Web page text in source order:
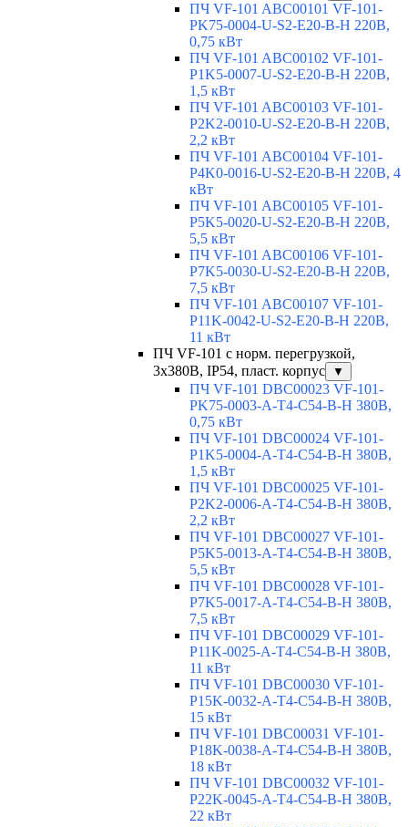
ПЧ VF-101 ABC00101 VF-101-
PK75-0004-U-S2-E20-B-H 220В,
0,75 кВт
ПЧ VF-101 ABC00102 VF-101-
P1K5-0007-U-S2-E20-B-H 220В,
1,5 кВт
ПЧ VF-101 ABC00103 VF-101-
P2K2-0010-U-S2-E20-B-H 220В,
2,2 кВт
ПЧ VF-101 ABC00104 VF-101-
P4K0-0016-U-S2-E20-B-H 220В, 4
кВт
ПЧ VF-101 ABC00105 VF-101-
P5K5-0020-U-S2-E20-B-H 220В,
5,5 кВт
ПЧ VF-101 ABC00106 VF-101-
P7K5-0030-U-S2-E20-B-H 220В,
7,5 кВт
ПЧ VF-101 ABC00107 VF-101-
P11K-0042-U-S2-E20-B-H 220В,
11 кВт
ПЧ VF-101 с норм. перегрузкой,
3х380В, IP54, пласт. корпус
▼
ПЧ VF-101 DBC00023 VF-101-
PK75-0003-A-T4-C54-B-H 380В,
0,75 кВт
ПЧ VF-101 DBC00024 VF-101-
P1K5-0004-A-T4-C54-B-H 380В,
1,5 кВт
ПЧ VF-101 DBC00025 VF-101-
P2K2-0006-A-T4-C54-B-H 380В,
2,2 кВт
ПЧ VF-101 DBC00027 VF-101-
P5K5-0013-A-T4-C54-B-H 380В,
5,5 кВт
ПЧ VF-101 DBC00028 VF-101-
P7K5-0017-A-T4-C54-B-H 380В,
7,5 кВт
ПЧ VF-101 DBC00029 VF-101-
P11K-0025-A-T4-C54-B-H 380В,
11 кВт
ПЧ VF-101 DBC00030 VF-101-
P15K-0032-A-T4-C54-B-H 380В,
15 кВт
ПЧ VF-101 DBC00031 VF-101-
P18K-0038-A-T4-C54-B-H 380В,
18 кВт
ПЧ VF-101 DBC00032 VF-101-
P22K-0045-A-T4-C54-B-H 380В,
22 кВт